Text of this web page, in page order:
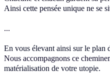
Ainsi cette pensée unique ne se
...
En vous élevant ainsi sur le plan
Nous accompagnons ce
matérialisation de votre utopie.